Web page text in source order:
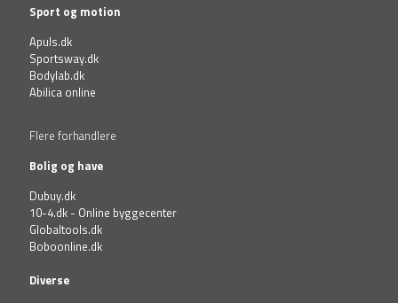
Sport og motion
Apuls.dk
Sportsway.dk
Bodylab.dk
Abilica online
Flere forhandlere
Bolig og have
Dubuy.dk
10-4.dk - Online byggecenter
Globaltools.dk
Boboonline.dk
Diverse